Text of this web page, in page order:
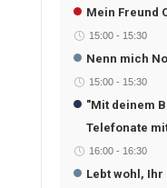
Mein Freund
15:00- 15:30
Nenn mich
15:00- 15:30
"Mit deinem
Telefonate
16:00- 16:30
Lebt wohl, Ihr